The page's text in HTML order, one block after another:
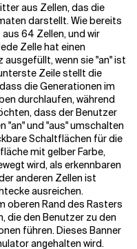
aus Zellen, das die
darstellt. Wie bereits
64 Zellen, und wir
Zelle hat einen
wenn sie "an" ist
Zeile stellt die
die Generationen im
durchlaufen, während
dass der Benutzer
"an" und "aus" umschalten
Schaltflächen für die
mit gelber Farbe,
wird, als erkennbaren
anderen Zellen ist
ausreichen.
oberen Rand des Rasters
die den Benutzer zu den
führen. Dieses Banner
angehalten wird.